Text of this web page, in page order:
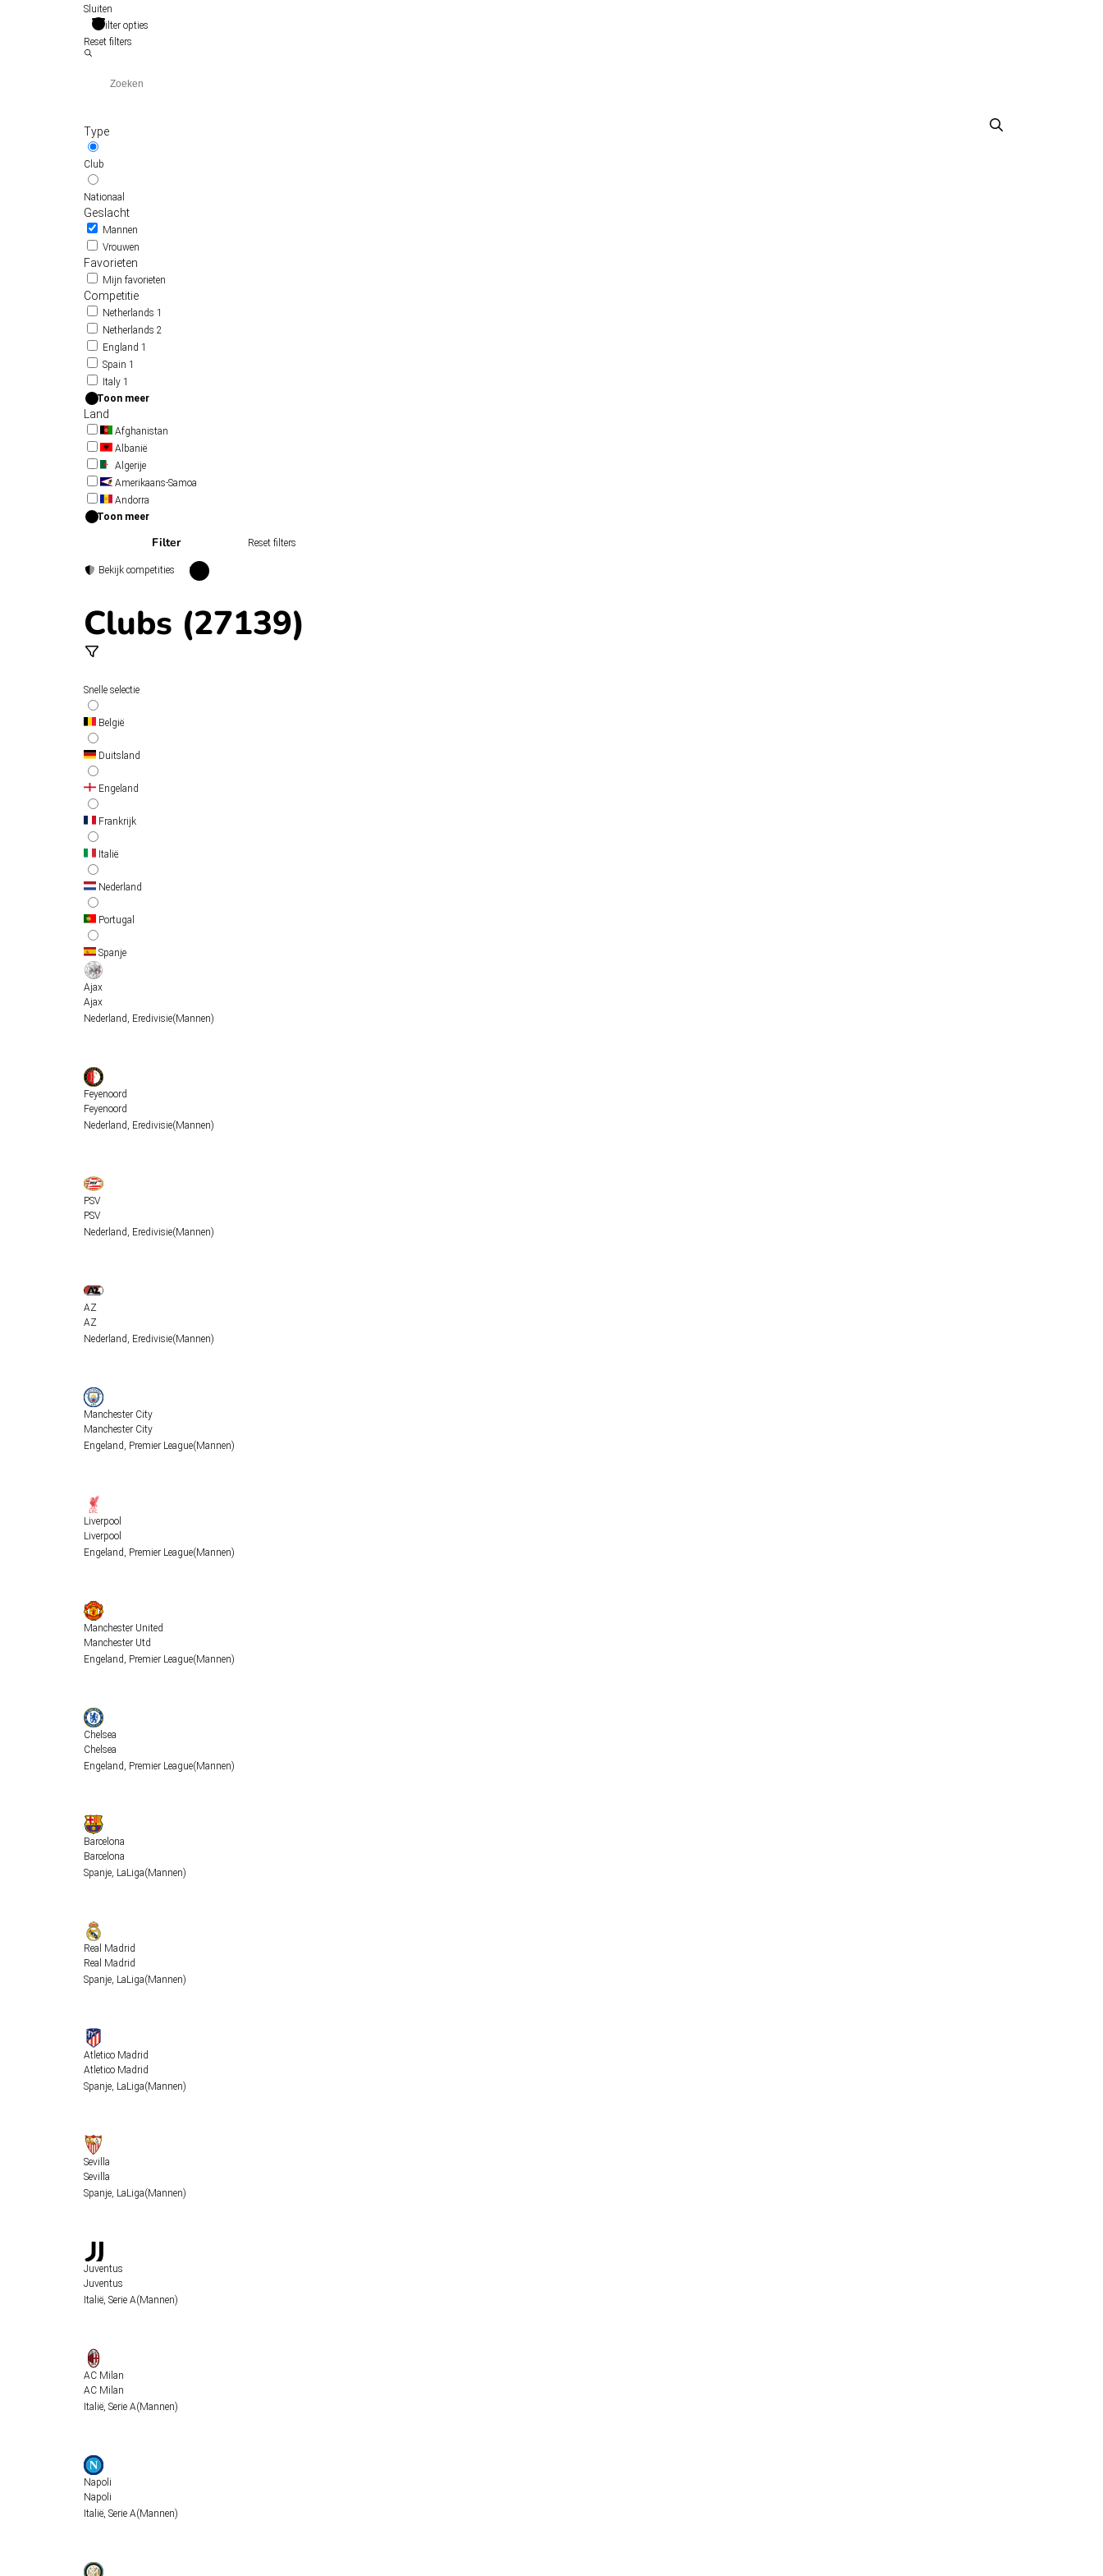
Sluiten
Filter opties
Reset filters
Type
Club
Nationaal
Geslacht
Mannen
Vrouwen
Favorieten
Mijn favorieten
Competitie
Netherlands 1
Netherlands 2
England 1
Spain 1
Italy 1
Toon meer
Land
Afghanistan
Albanië
Algerije
Amerikaans-Samoa
Andorra
Toon meer
Filter Reset filters
Bekijk competities
Clubs (27139)
Snelle selectie
België
Duitsland
Engeland
Frankrijk
Italië
Nederland
Portugal
Spanje
Ajax
Ajax
Nederland Eredivisie(Mannen)
Feyenoord
Feyenoord
Nederland Eredivisie(Mannen)
PSV
PSV
Nederland Eredivisie(Mannen)
AZ
AZ
Nederland Eredivisie(Mannen)
Manchester City
Manchester City
Engeland Premier League(Mannen)
Liverpool
Liverpool
Engeland Premier League(Mannen)
Manchester United
Manchester Utd
Engeland Premier League(Mannen)
Chelsea
Chelsea
Engeland Premier League(Mannen)
Barcelona
Barcelona
Spanje LaLiga(Mannen)
Real Madrid
Real Madrid
Spanje LaLiga(Mannen)
Atletico Madrid
Atletico Madrid
Spanje LaLiga(Mannen)
Sevilla
Sevilla
Spanje LaLiga(Mannen)
Juventus
Juventus
Italië Serie A(Mannen)
AC Milan
AC Milan
Italië Serie A(Mannen)
Napoli
Napoli
Italië Serie A(Mannen)